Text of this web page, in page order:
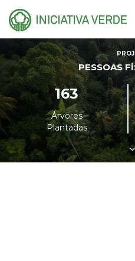
PESSOAS
163
Árvores
Plantadas